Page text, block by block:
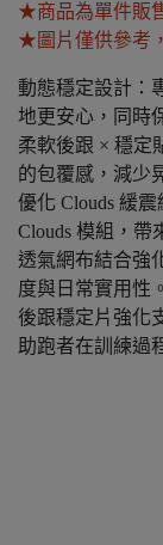
★商品為單件販
★圖片僅供參考
動態穩定設計：
地更安心，同時
柔軟後跟 × 穩定
的包覆感，減少
優化 Clouds 緩
Clouds 模組，帶
透氣網布結合強
度與日常實用性。
後跟穩定片強化
助跑者在訓練過